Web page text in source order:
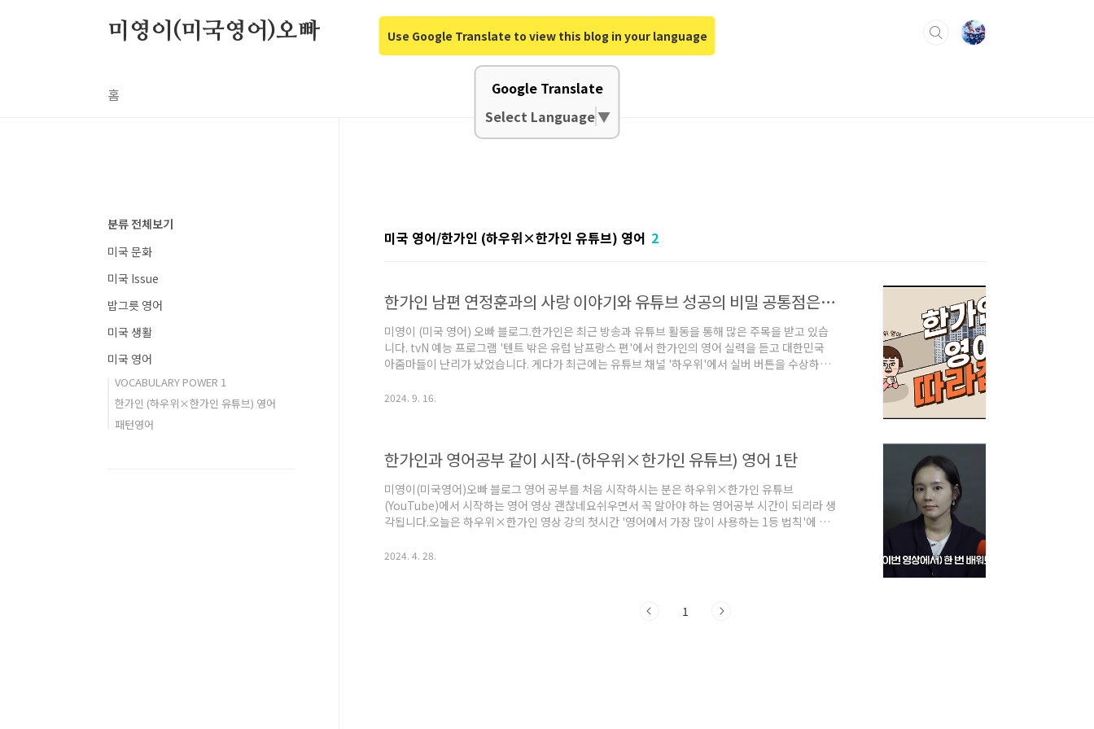
Use Google Translate to view this blog in your language
Google Translate
Select Language▼
미영이(미국영어)오빠
홈
미국 영어/한가인 (하우위×한가인 유튜브) 영어 2
한가인 남편 연정훈과의 사랑 이야기와 유튜브 성공의 비밀 공통점은 영어실력/한가인 영어에는 어떤 매력이 있기에
미영이 (미국 영어) 오빠 블로그.한가인은 최근 방송과 유튜브 활동을 통해 많은 주목을 받고 있습
니다. tvN 예능 프로그램 '텐트 밖은 유럽 남프랑스 편'에서 한가인의 영어 실력을 듣고 대한민국
아줌마들이 난리가 났었습니다. 게다가 최근에는 유튜브 채널 '하우위'에서 실버 버튼을 수상하며,
공통점은 영어다'에 대해 살펴보겠습니다.≣ 목차1. 한가인의 결혼 결정과 유튜브 성공의 공통점은
2024. 9. 16.
한가인과 영어공부 같이 시작-(하우위×한가인 유튜브) 영어 1탄
미영이(미국영어)오빠 블로그 영어 공부를 처음 시작하시는 분은 하우위×한가인 유튜브
(YouTube)에서 시작하는 영어 영상 괜찮네요쉬우면서 꼭 알아야 하는 영어공부 시간이 되리라 생
각됩니다.오늘은 하우위×한가인 영상 강의 첫시간 '영어에서 가장 많이 사용하는 1등 법칙'에 대
튜브) 영어 기초부터 다시 영어의 기틀을 잡아봅니다. 핵심은 문장에서 특정단어를 의문사로 만든
2024. 4. 28.
1
분류 전체보기
미국 문화
미국 Issue
밥그릇 영어
미국 생활
미국 영어
VOCABULARY POWER 1
한가인 (하우위×한가인 유튜브) 영어
패턴영어